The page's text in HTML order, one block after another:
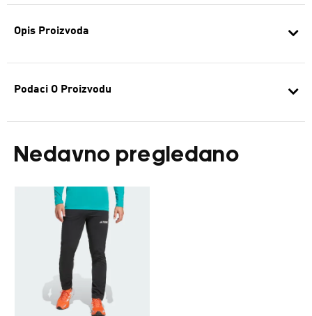
Opis Proizvoda
Podaci O Proizvodu
Nedavno pregledano